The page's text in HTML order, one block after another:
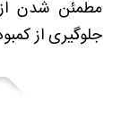
مطمئن شدن
جلوگیری از